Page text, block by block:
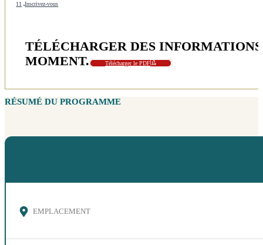
11 Inscrivez-vous
TÉLÉCHARGER DES
MOMENT.
Télécharger le PDF
RÉSUMÉ DU PROGRAMME
EMPLACEMENT